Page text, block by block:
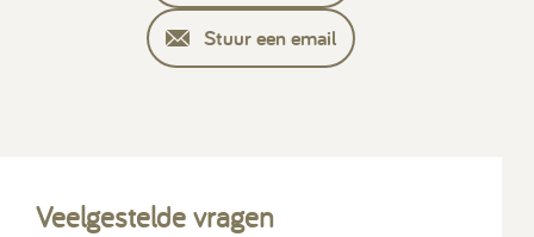
Stuur een email
Veelgestelde vragen